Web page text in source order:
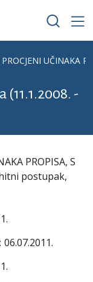
PROCJENI UČINAKA
(11.1.2008. -
PROPISA, S
hitni postupak,
06.07.2011.